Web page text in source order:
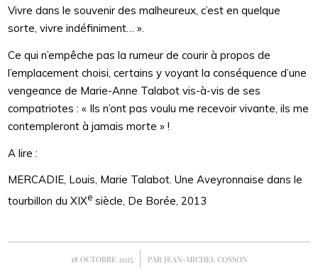
Vivre dans le souvenir des malheureux, c’est en quelque
sorte, vivre indéfiniment… ».
Ce qui n’empêche pas la rumeur de courir à propos de
l’emplacement choisi, certains y voyant la conséquence d’une
vengeance de Marie-Anne Talabot vis-à-vis de ses
compatriotes : « Ils n’ont pas voulu me recevoir vivante, ils me
contempleront à jamais morte » !
A lire :
MERCADIE, Louis, Marie Talabot. Une Aveyronnaise dans le
tourbillon du XIXe siècle, De Borée, 2013
18 OCTOBRE 2025
/ PAR JEAN-MICHEL COSSON